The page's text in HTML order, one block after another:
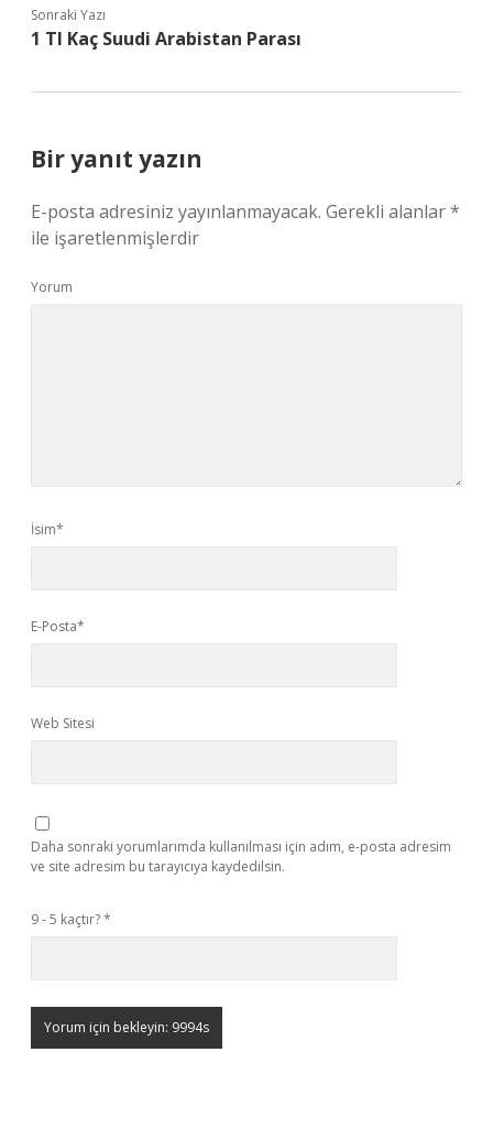
Sonraki Yazı
1 Tl Kaç Suudi Arabistan Parası
Bir yanıt yazın
E-posta adresiniz yayınlanmayacak. Gerekli alanlar*
ile işaretlenmişlerdir
Yorum
İsim*
E-Posta*
Web Sitesi
Daha sonraki yorumlarımda kullanılması için adım, e-posta adresim
ve site adresim bu tarayıcıya kaydedilsin.
9 - 5 kaçtır?*